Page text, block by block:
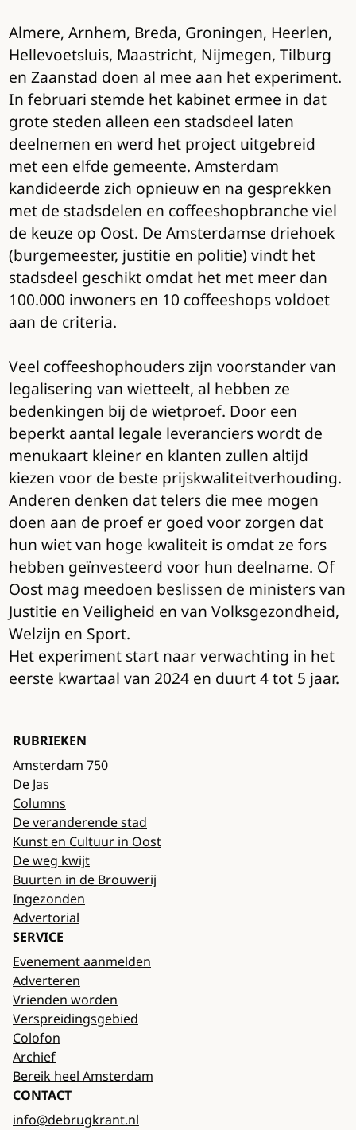
Almere, Arnhem, Breda, Groningen, Heerlen,
Hellevoetsluis, Maastricht, Nijmegen, Tilburg
en Zaanstad doen al mee aan het experiment.
In februari stemde het kabinet ermee in dat
grote steden alleen een stadsdeel laten
deelnemen en werd het project uitgebreid
met een elfde gemeente. Amsterdam
kandideerde zich opnieuw en na gesprekken
met de stadsdelen en coffeeshopbranche viel
de keuze op Oost. De Amsterdamse driehoek
(burgemeester, justitie en politie) vindt het
stadsdeel geschikt omdat het met meer dan
100.000 inwoners en 10 coffeeshops voldoet
aan de criteria.
Veel coffeeshophouders zijn voorstander van
legalisering van wietteelt, al hebben ze
bedenkingen bij de wietproef. Door een
beperkt aantal legale leveranciers wordt de
menukaart kleiner en klanten zullen altijd
kiezen voor de beste prijskwaliteitverhouding.
Anderen denken dat telers die mee mogen
doen aan de proef er goed voor zorgen dat
hun wiet van hoge kwaliteit is omdat ze fors
hebben geïnvesteerd voor hun deelname. Of
Oost mag meedoen beslissen de ministers van
Justitie en Veiligheid en van Volksgezondheid,
Welzijn en Sport.
Het experiment start naar verwachting in het
eerste kwartaal van 2024 en duurt 4 tot 5 jaar.
RUBRIEKEN
Amsterdam 750
De Jas
Columns
De veranderende stad
Kunst en Cultuur in Oost
De weg kwijt
Buurten in de Brouwerij
Ingezonden
Advertorial
SERVICE
Evenement aanmelden
Adverteren
Vrienden worden
Verspreidingsgebied
Colofon
Archief
Bereik heel Amsterdam
CONTACT
info@debrugkrant.nl